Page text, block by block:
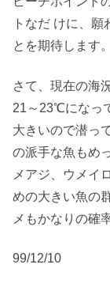
トなだ けに、
とを期待します。
さて、現在の海
21～23℃になっ
大きいので潜っ
の派手な魚もめ
メアジ、ウメイ
めの大きい魚の
メもかなりの確
99/12/10